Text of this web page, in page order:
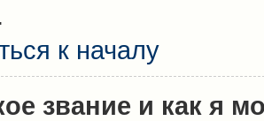
к началу
звание и как я